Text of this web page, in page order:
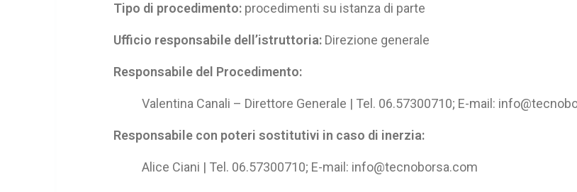
Tipo di procedimento: procedimenti su istanza di parte
Ufficio responsabile dell’istruttoria: Direzione generale
Responsabile del Procedimento:
Valentina Canali – Direttore Generale | Tel. 06.57300710; E-mail:
Responsabile con poteri sostitutivi in caso di inerzia:
Alice Ciani | Tel. 06.57300710; E-mail: info@tecnoborsa.com